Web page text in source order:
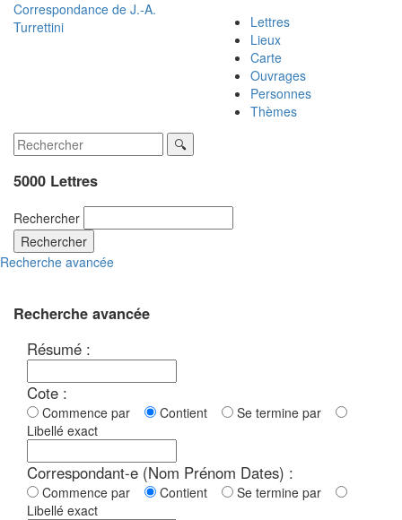
Correspondance de J.-A.
Turrettini
Lettres
Lieux
Carte
Ouvrages
Personnes
Thèmes
5000 Lettres
Rechercher
Rechercher
Recherche avancée
Recherche avancée
Résumé :
Cote :
Commence par Contient
Se termine par
Libellé exact
Correspondant-e (Nom Prénom Dates) :
Commence par Contient
Se termine par
Libellé exact